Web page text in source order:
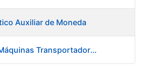
Auxiliar de Moneda
Conductor de Máquinas Transportadoras-Elevadoras